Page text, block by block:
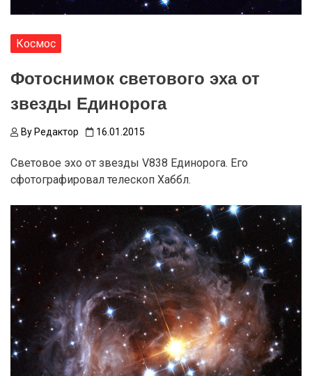
Космос
Фотоснимок светового эха от
звезды Единорога
By Редактор 16.01.2015
Световое эхо от звезды V838 Единорога. Его
сфотографировал телескоп Хаббл.